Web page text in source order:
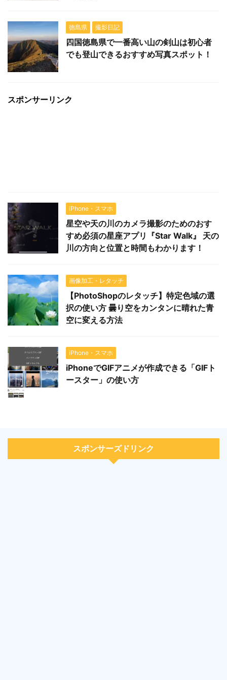
徳島県 撮影日記
四国徳島県で一番高い山の剣山は初心者
でも登山できるおすすめ写真スポット！
スポンサーリンク
iPhone・スマホ
星空や天の川のカメラ撮影のためのおす
すめ必須の星座アプリ『Star Walk』 天の
川の方向と位置と時間もわかります！
画像加工・レタッチ
【PhotoShopのレタッチ】特定色域の選
択の使い方 曇り空をカンタンに晴れた青
空に変える方法
iPhone・スマホ
iPhoneでGIFアニメが作成できる「GIFト
ースター」の使い方
スポンサーズドリンク